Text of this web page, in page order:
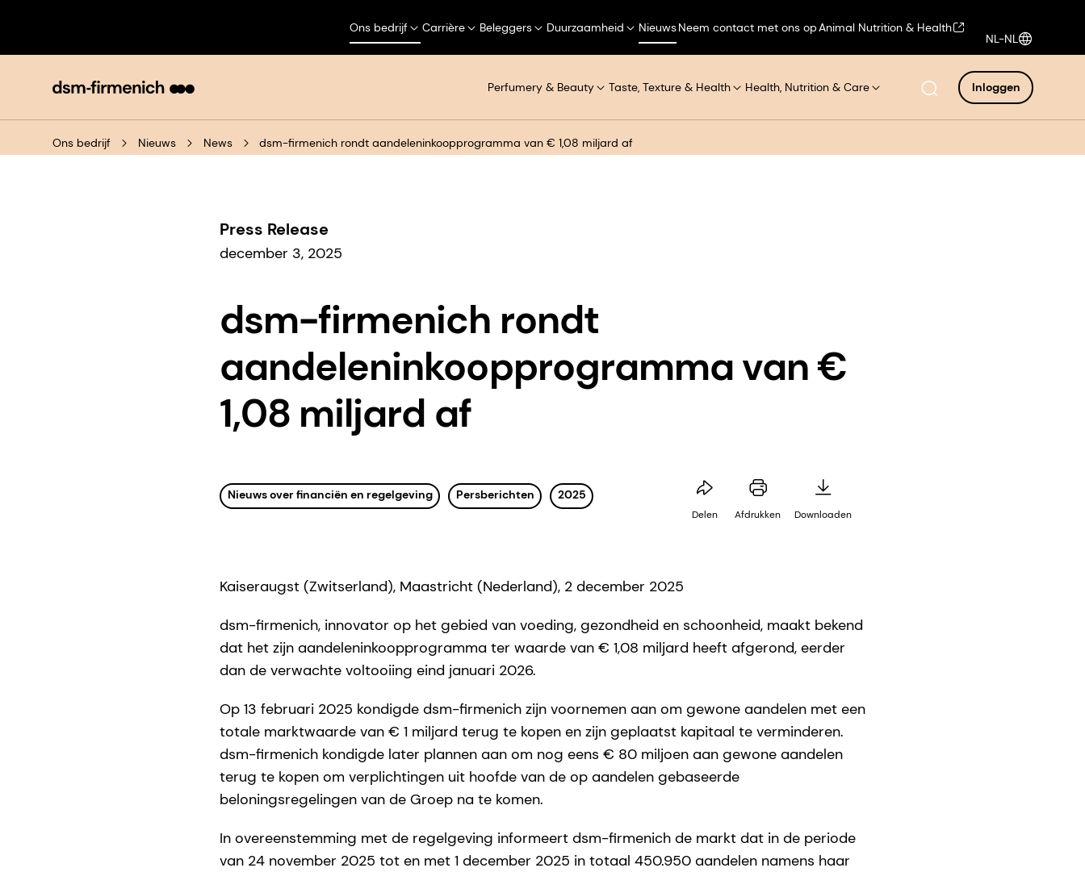
Ons bedrijf Carrière Beleggers Duurzaamheid NieuwsNeem contact met ons opAnimal Nutrition & Health
NL-NL
Perfumery & Beauty Taste, Texture & Health Health, Nutrition & Care Inloggen
Ons bedrijf Nieuws News dsm-firmenich rondt aandeleninkoopprogramma van € 1,08 miljard af
Press Release
december 3, 2025
dsm-firmenich rondt
aandeleninkoopprogramma van €
1,08 miljard af
Nieuws over financiën en regelgeving Persberichten 2025
Delen Afdrukken Downloaden
Kaiseraugst (Zwitserland), Maastricht (Nederland), 2 december 2025
dsm-firmenich, innovator op het gebied van voeding, gezondheid en schoonheid, maakt bekend
dat het zijn aandeleninkoopprogramma ter waarde van € 1,08 miljard heeft afgerond, eerder
dan de verwachte voltooiing eind januari 2026.
Op 13 februari 2025 kondigde dsm-firmenich zijn voornemen aan om gewone aandelen met een
totale marktwaarde van € 1 miljard terug te kopen en zijn geplaatst kapitaal te verminderen.
dsm-firmenich kondigde later plannen aan om nog eens € 80 miljoen aan gewone aandelen
terug te kopen om verplichtingen uit hoofde van de op aandelen gebaseerde
beloningsregelingen van de Groep na te komen.
In overeenstemming met de regelgeving informeert dsm-firmenich de markt dat in de periode
van 24 november 2025 tot en met 1 december 2025 in totaal 450.950 aandelen namens haar